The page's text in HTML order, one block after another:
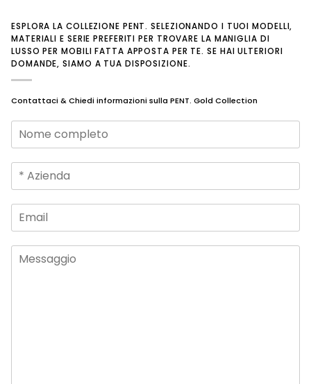
ESPLORA LA COLLEZIONE PENT. SELEZIONANDO I TUOI MODELLI,
MATERIALI E SERIE PREFERITI PER TROVARE LA MANIGLIA DI
LUSSO PER MOBILI FATTA APPOSTA PER TE. SE HAI ULTERIORI
DOMANDE, SIAMO A TUA DISPOSIZIONE.
Contattaci & Chiedi informazioni sulla PENT. Gold Collection